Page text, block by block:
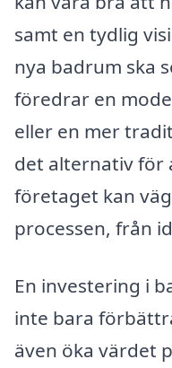
samt en tydlig
nya badrum ska
föredrar en
eller en mer
det alternativ för
företaget kan
processen, från
En investering i
inte bara
även öka värdet